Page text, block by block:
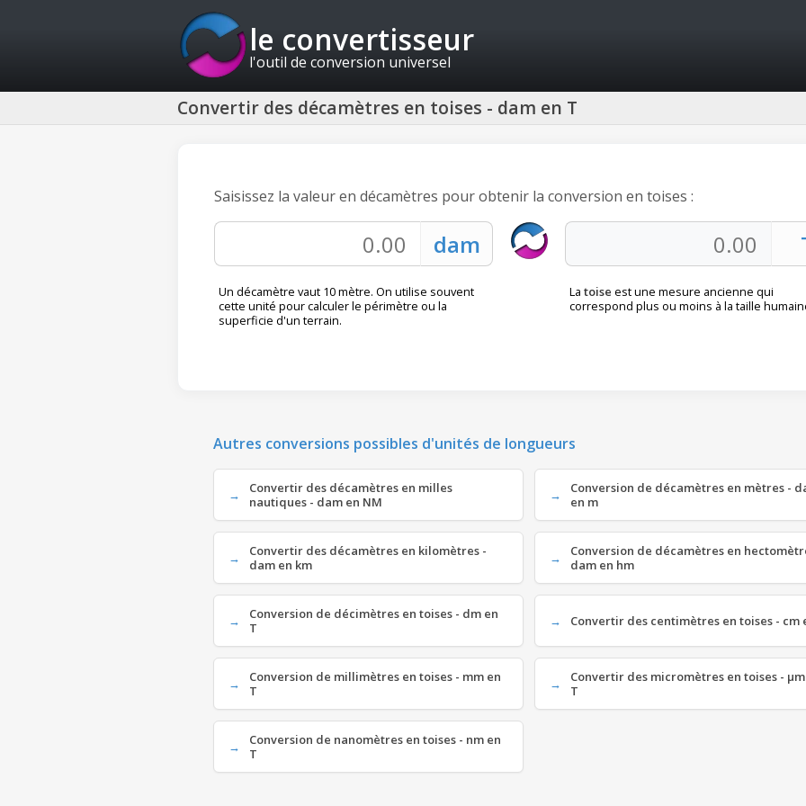
le convertisseur
l'outil de conversion universel
Convertir des décamètres en toises - dam en T
Saisissez la valeur en décamètres pour obtenir la conversion en toises :
Un décamètre vaut 10 mètre. On utilise souvent
cette unité pour calculer le périmètre ou la
superficie d'un terrain.
La toise est une mesure ancienne qui
correspond plus ou moins à la taille
Autres conversions possibles d'unités de longueurs
Convertir des décamètres en milles
nautiques - dam en NM
Conversion de décamètres en mètres -
en m
Convertir des décamètres en kilomètres -
dam en km
Conversion de décamètres en
dam en hm
Conversion de décimètres en toises - dm en
T
Convertir des centimètres en toises - cm
Conversion de millimètres en toises - mm en
T
Convertir des micromètres en toises -
T
Conversion de nanomètres en toises - nm en
T